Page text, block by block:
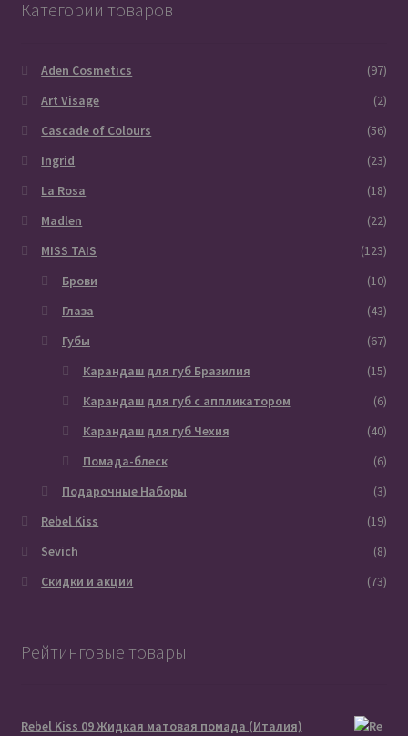
Категории товаров
Aden Cosmetics
(97)
Art Visage
(2)
Cascade of Colours
(56)
Ingrid
(23)
La Rosa
(18)
Madlen
(22)
MISS TAIS
(123)
Брови
(10)
Глаза
(43)
Губы
(67)
Карандаш для губ Бразилия
(15)
Карандаш для губ с аппликатором
(6)
Карандаш для губ Чехия
(40)
Помада-блеск
(6)
Подарочные Наборы
(3)
Rebel Kiss
(19)
Sevich
(8)
Скидки и акции
(73)
Рейтинговые товары
Rebel Kiss 09 Жидкая матовая помада (Италия)